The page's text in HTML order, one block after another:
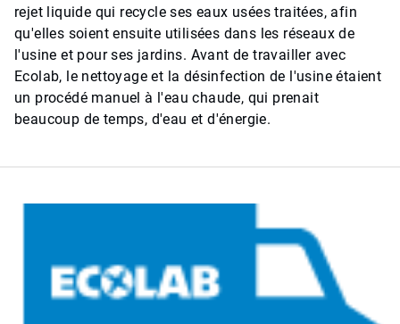
rejet liquide qui recycle ses eaux usées traitées, afin
qu'elles soient ensuite utilisées dans les réseaux de
l'usine et pour ses jardins. Avant de travailler avec
Ecolab, le nettoyage et la désinfection de l'usine étaient
un procédé manuel à l'eau chaude, qui prenait
beaucoup de temps, d'eau et d'énergie.